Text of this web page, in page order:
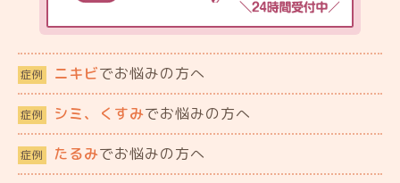
症例 ニキビでお悩みの方へ
症例 シミ、くすみでお悩みの方へ
症例 たるみでお悩みの方へ